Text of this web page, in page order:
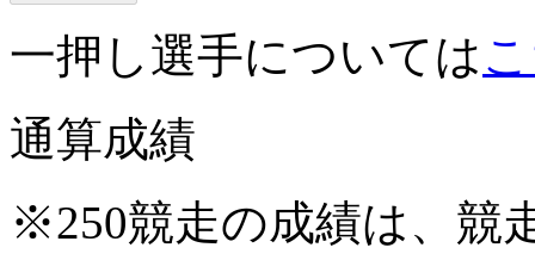
一押し選手については
通算成績
※250競走の成績は、競